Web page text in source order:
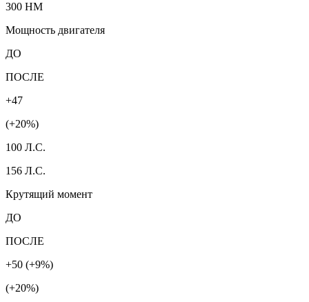
300 HM
Мощность двигателя
ДО
ПОСЛЕ
+47
(+20%)
100 Л.С.
156 Л.С.
Крутящий момент
ДО
ПОСЛЕ
+50 (+9%)
(+20%)